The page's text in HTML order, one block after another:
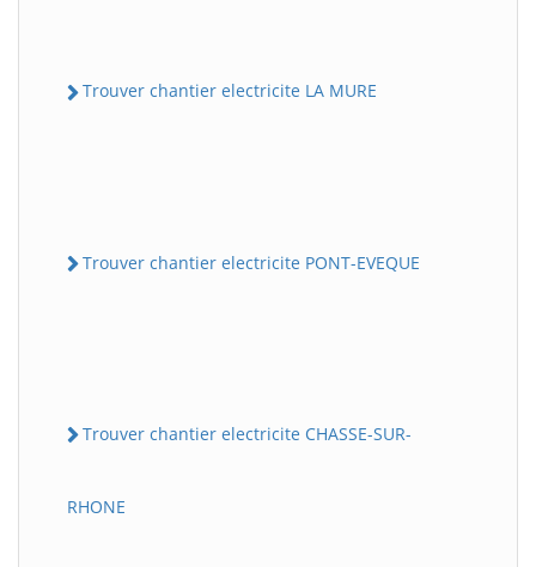
Trouver chantier electricite LA MURE
Trouver chantier electricite PONT-EVEQUE
Trouver chantier electricite CHASSE-SUR-
RHONE